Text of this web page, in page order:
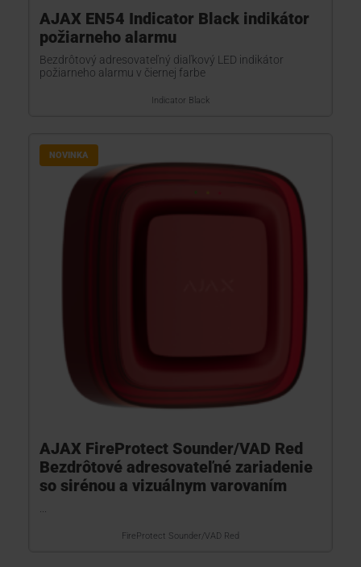
AJAX EN54 Indicator Black indikátor
požiarneho alarmu
Bezdrôtový adresovateľný diaľkový LED indikátor
požiarneho alarmu v čiernej farbe
Indicator Black
NOVINKA
AJAX FireProtect Sounder/VAD Red
Bezdrôtové adresovateľné zariadenie
so sirénou a vizuálnym varovaním
FireProtect Sounder/VAD Red